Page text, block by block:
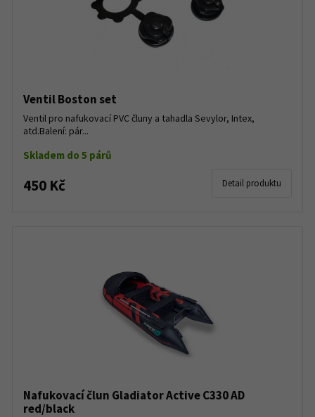
Ventil Boston set
Ventil pro nafukovací PVC čluny a tahadla Sevylor, Intex,
atd.Balení: pár...
Skladem do 5 párů
450 Kč Detail produktu
Nafukovací člun Gladiator Active C330 AD
red/black